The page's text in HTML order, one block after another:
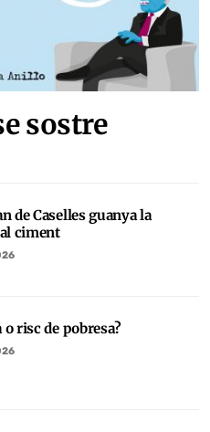
sostre
de Caselles guanya la
ciment
o risc de pobresa?